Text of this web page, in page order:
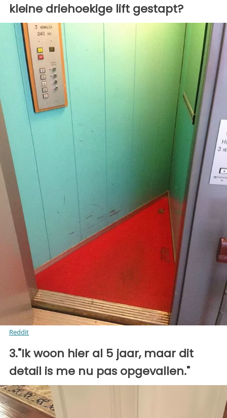
kleine driehoekige lift gestapt?
Reddit
3."Ik woon hier al 5 jaar, maar dit
detail is me nu pas opgevallen."